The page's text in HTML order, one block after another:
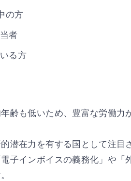
の方
者
る方
齢も低いため、豊富な労働力
潜在力を有する国として注目
子インボイスの義務化」や「